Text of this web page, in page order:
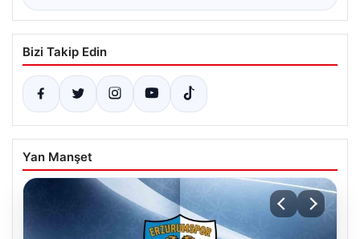
Bizi Takip Edin
Yan Manşet